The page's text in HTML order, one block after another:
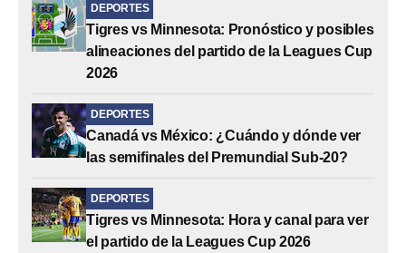
DEPORTES
Tigres vs Minnesota: Pronóstico y posibles
alineaciones del partido de la Leagues Cup
2026
DEPORTES
Canadá vs México: ¿Cuándo y dónde ver
las semifinales del Premundial Sub-20?
DEPORTES
Tigres vs Minnesota: Hora y canal para ver
el partido de la Leagues Cup 2026